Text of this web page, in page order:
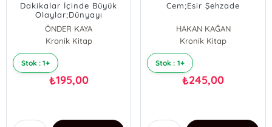
Dakikalar İçinde Büyük
Olaylar;Dünyayı
Değiştiren 200 Olay
ÖNDER KAYA
Kronik Kitap
Stok : 1+
₺195,00
Cem;Esir Şehzade
HAKAN KAĞAN
Kronik Kitap
Stok : 1+
₺245,00